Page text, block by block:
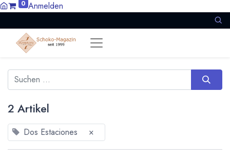
0 Anmelden
2 Artikel
Dos Estaciones ×